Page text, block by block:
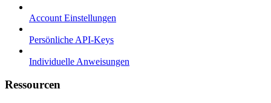
Account Einstellungen
Persönliche API-Keys
Individuelle Anweisungen
Ressourcen